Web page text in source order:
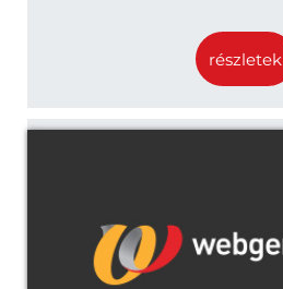
részletek